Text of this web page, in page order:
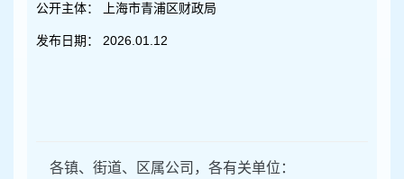
公开主体： 上海市青浦区财政局
发布日期： 2026.01.12
各镇、街道、区属公司，各有关单位：